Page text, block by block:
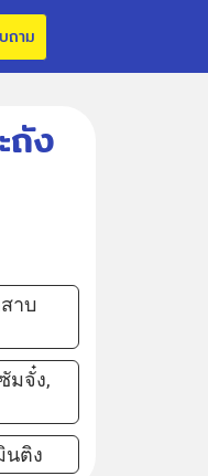
ถาม
ถัง
าบ
มจั๋ง,
นติง